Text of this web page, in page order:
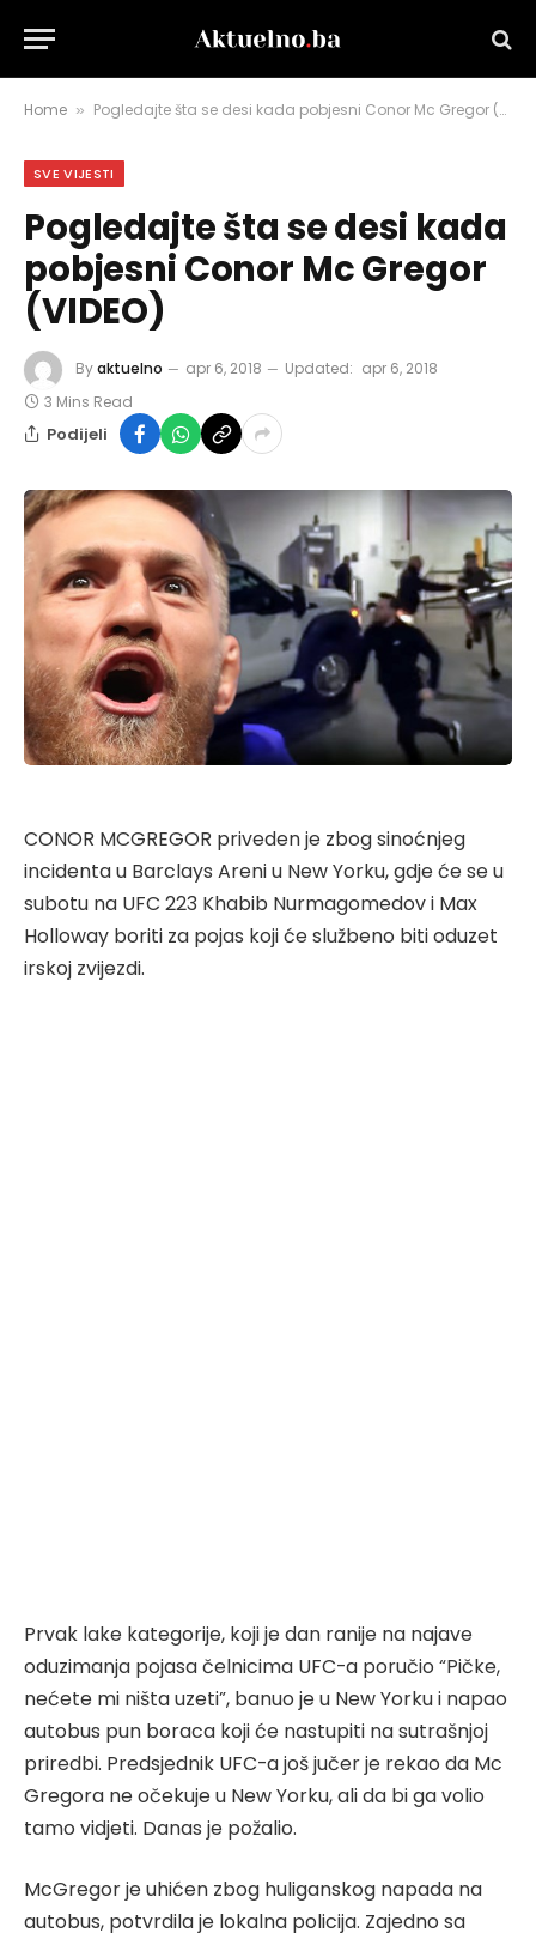
Home » Pogledajte šta se desi kada pobjesni Conor Mc Gregor (VIDEO)
SVE VIJESTI
Pogledajte šta se desi kada
pobjesni Conor Mc Gregor
(VIDEO)
Byaktuelno apr 6, 2018 Updated: apr 6, 2018
3 Mins Read
Podijeli
CONOR MCGREGOR priveden je zbog sinoćnjeg
incidenta u Barclays Areni u New Yorku, gdje će se u
subotu na UFC 223 Khabib Nurmagomedov i Max
Holloway boriti za pojas koji će službeno biti oduzet
irskoj zvijezdi.
Prvak lake kategorije, koji je dan ranije na najave
oduzimanja pojasa čelnicima UFC-a poručio “Pičke,
nećete mi ništa uzeti”, banuo je u New Yorku i napao
autobus pun boraca koji će nastupiti na sutrašnjoj
priredbi. Predsjednik UFC-a još jučer je rekao da Mc
Gregora ne očekuje u New Yorku, ali da bi ga volio
tamo vidjeti. Danas je požalio.
McGregor je uhićen zbog huliganskog napada na
autobus, potvrdila je lokalna policija. Zajedno sa